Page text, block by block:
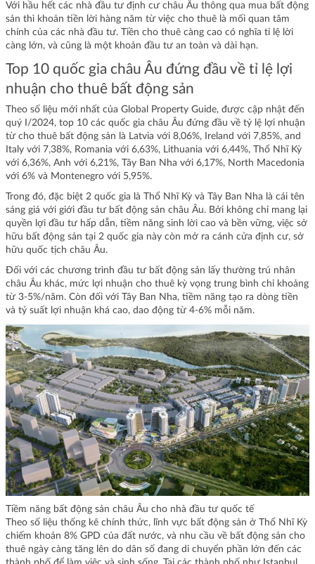
Với hầu hết các nhà đầu tư định cư châu Âu thông qua mua bất động
sản thì khoản tiền lời hàng năm từ việc cho thuê là mối quan tâm
chính của các nhà đầu tư. Tiền cho thuê càng cao có nghĩa tỉ lệ lời
càng lớn, và cũng là một khoản đầu tư an toàn và dài hạn.
Top 10 quốc gia châu Âu đứng đầu về tỉ lệ lợi
nhuận cho thuê bất động sản
Theo số liệu mới nhất của Global Property Guide, được cập nhật đến
quý I/2024, top 10 các quốc gia châu Âu đứng đầu về tỷ lệ lợi nhuận
từ cho thuê bất động sản là Latvia với 8,06%, Ireland với 7,85%, and
Italy với 7,38%, Romania với 6,63%, Lithuania với 6,44%, Thổ Nhĩ Kỳ
với 6,36%, Anh với 6,21%, Tây Ban Nha với 6,17%, North Macedonia
với 6% và Montenegro với 5,95%.
Trong đó, đặc biệt 2 quốc gia là Thổ Nhĩ Kỳ và Tây Ban Nha là cái tên
sáng giá với giới đầu tư bất động sản châu Âu. Bởi không chỉ mang lại
quyền lợi đầu tư hấp dẫn, tiềm năng sinh lời cao và bền vững, việc sở
hữu bất động sản tại 2 quốc gia này còn mở ra cánh cửa định cư, sở
hữu quốc tịch châu Âu.
Đối với các chương trình đầu tư bất động sản lấy thường trú nhân
châu Âu khác, mức lợi nhuận cho thuê kỳ vọng trung bình chỉ khoảng
từ 3-5%/năm. Còn đối với Tây Ban Nha, tiềm năng tạo ra dòng tiền
và tỷ suất lợi nhuận khá cao, dao động từ 4-6% mỗi năm.
Tiềm năng bất động sản châu Âu cho nhà đầu tư quốc tế
Theo số liệu thống kê chính thức, lĩnh vực bất động sản ở Thổ Nhĩ Kỳ
chiếm khoản 8% GPD của đất nước, và nhu cầu về bất động sản cho
thuê ngày càng tăng lên do dân số đang di chuyển phần lớn đến các